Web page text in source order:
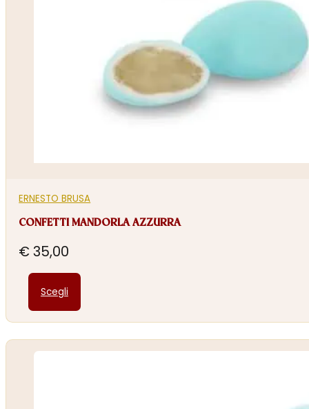
ERNESTO BRUSA
CONFETTI MANDORLA AZZURRA
€35,00
Scegli
prodotto
ha
più